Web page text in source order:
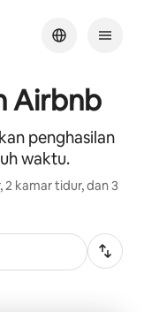
Airbnb
penghasilan
waktu.
kamar tidur, dan 3